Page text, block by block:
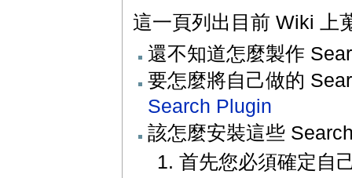
這一頁列出目前 Wiki 上
還不知道怎麼製作
要怎麼將自己做的
Search Plugin
該怎麼安裝這些
首先您必須確定自